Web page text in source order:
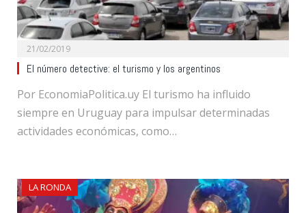
21/02/2019
El número detective: el turismo y los argentinos
Por EconomiaPolitica.uy El turismo ha influido
siempre en Uruguay para impulsar determinadas
actividades económicas, como…
LA RONDA